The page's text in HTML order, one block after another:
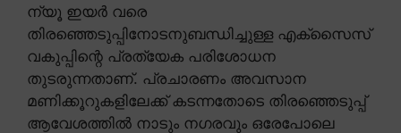
ന്യൂ ഇയർ വരെ
തിരഞ്ഞെടുപ്പിനോടനുബന്ധിച്ചുള്ള എക്സൈസ്
വകുപ്പിന്റെ പ്രത്യേക പരിശോധന
തുടരുന്നതാണ്. പ്രചാരണം അവസാന
മണിക്കൂറുകളിലേക്ക് കടന്നതോടെ തിരഞ്ഞെടുപ്പ്
ആവേശത്തിൽ നാടും നഗരവും ഒരേപോലെ